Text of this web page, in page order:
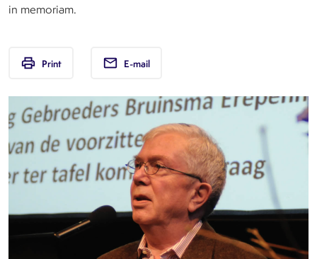
in memoriam.
print Print email E-mail